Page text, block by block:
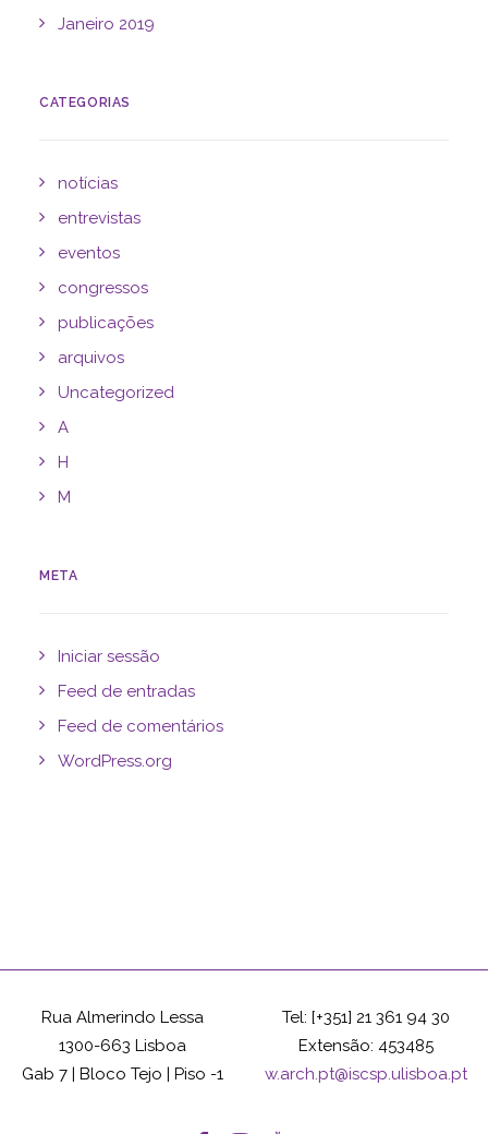
Janeiro 2019
CATEGORIAS
notícias
entrevistas
eventos
congressos
publicações
arquivos
Uncategorized
A
H
M
META
Iniciar sessão
Feed de entradas
Feed de comentários
WordPress.org
Rua Almerindo Lessa
1300-663 Lisboa
Gab 7 | Bloco Tejo | Piso -1
Tel: [+351] 21 361 94 30
Extensão: 453485
w.arch.pt@iscsp.ulisboa.pt